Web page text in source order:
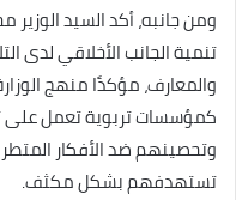
ومن جانبه، أكد السيد
تنمية الجانب الأخلاقي لدى
والمعارف، مؤكدًا منهج
كمؤسسات تربوية تعمل على
وتحصينهم ضد الأفكار
تستهدفهم بشكل مكثف.